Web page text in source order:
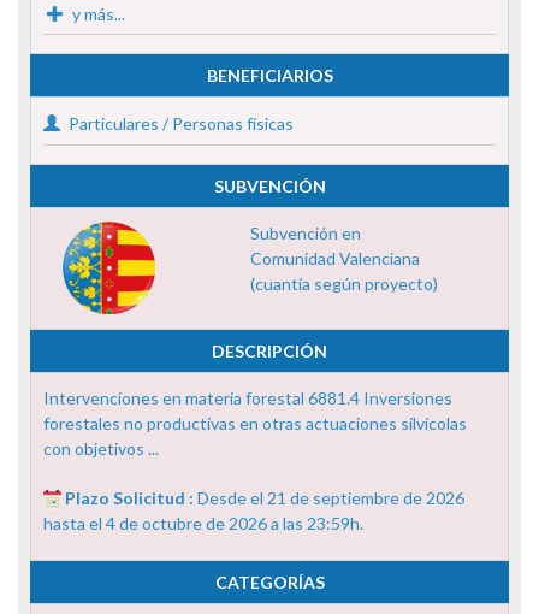
y más...
BENEFICIARIOS
Particulares / Personas físicas
SUBVENCIÓN
Subvención en
Comunidad Valenciana
(cuantía según proyecto)
DESCRIPCIÓN
Intervenciones en materia forestal 6881.4 Inversiones
forestales no productivas en otras actuaciones silvícolas
con objetivos ...
Plazo Solicitud : Desde el 21 de septiembre de 2026
hasta el 4 de octubre de 2026 a las 23:59h.
CATEGORÍAS